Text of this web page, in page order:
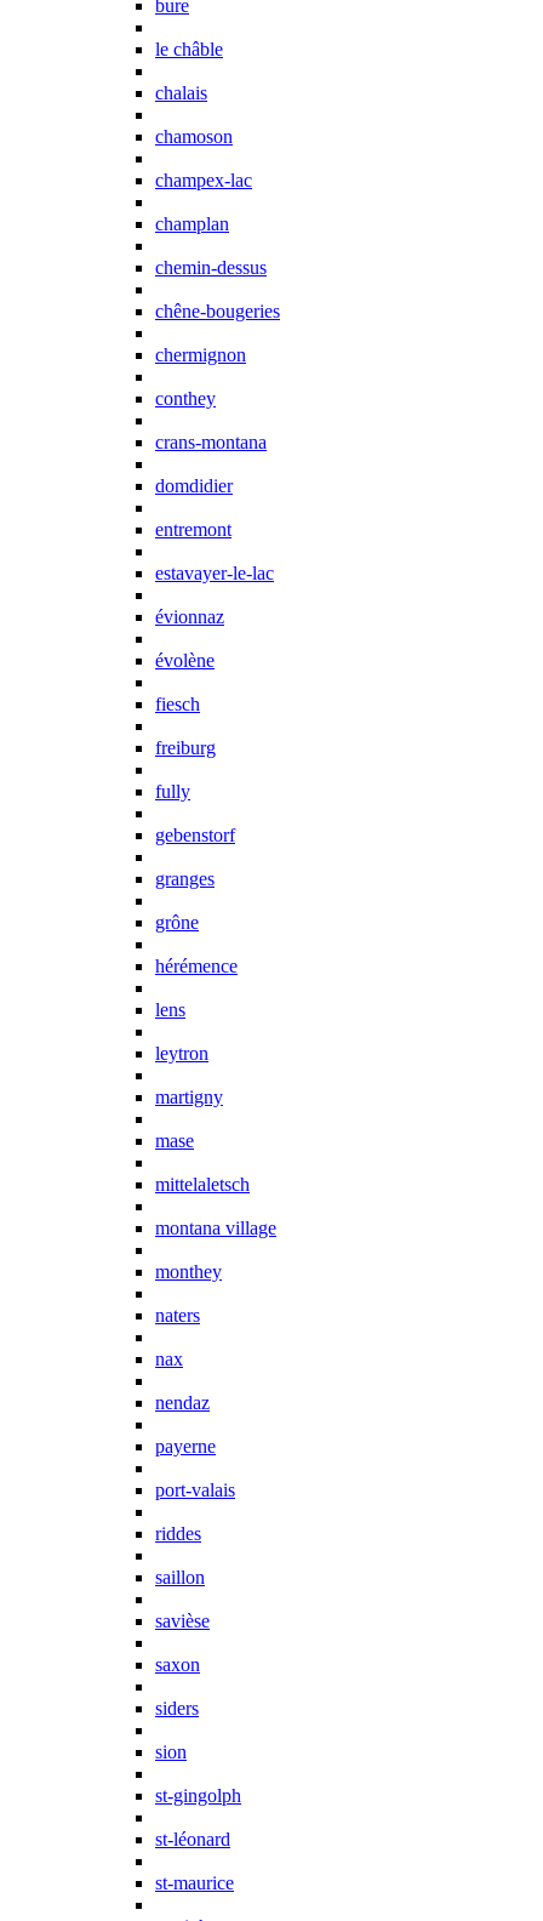
bure
le châble
chalais
chamoson
champex-lac
champlan
chemin-dessus
chêne-bougeries
chermignon
conthey
crans-montana
domdidier
entremont
estavayer-le-lac
évionnaz
évolène
fiesch
freiburg
fully
gebenstorf
granges
grône
hérémence
lens
leytron
martigny
mase
mittelaletsch
montana village
monthey
naters
nax
nendaz
payerne
port-valais
riddes
saillon
savièse
saxon
siders
sion
st-gingolph
st-léonard
st-maurice